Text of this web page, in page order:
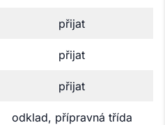
přijat
přijat
přijat
odklad, přípravná třída